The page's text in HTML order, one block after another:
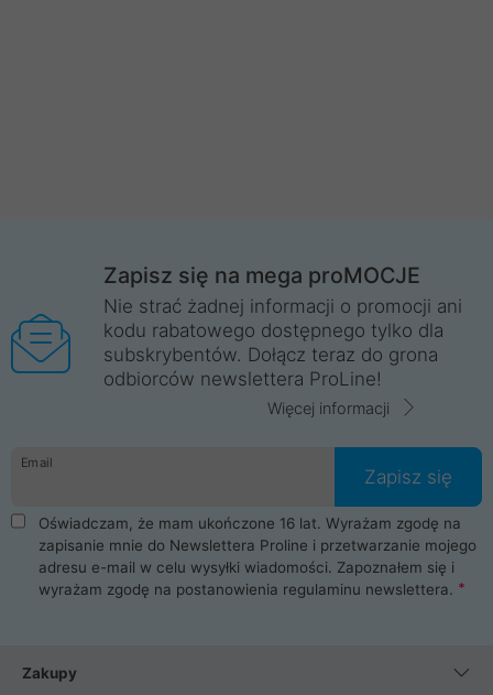
Zapisz się na mega proMOCJE
Nie strać żadnej informacji o promocji ani
kodu rabatowego dostępnego tylko dla
subskrybentów. Dołącz teraz do grona
odbiorców newslettera ProLine!
Więcej informacji
Email
Zapisz się
Oświadczam, że mam ukończone 16 lat. Wyrażam zgodę na
zapisanie mnie do Newslettera Proline i przetwarzanie mojego
adresu e-mail w celu wysyłki wiadomości. Zapoznałem się i
wyrażam zgodę na postanowienia regulaminu newslettera.
Zakupy